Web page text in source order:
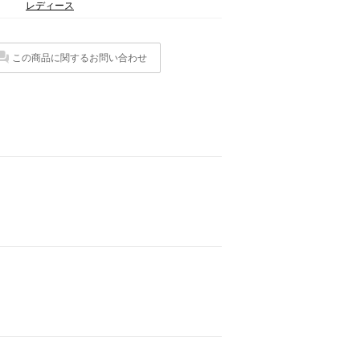
レディース
この商品に関するお問い合わせ